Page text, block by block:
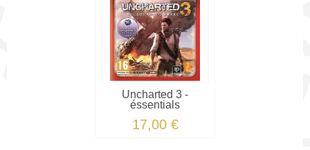
Uncharted 3 -
éssentials
17,00 €